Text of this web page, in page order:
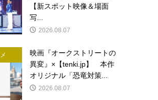
【新スポット映像＆場面
写...
2026.08.07
映画『オークストリートの
異変』×【tenki.jp】 本作
オリジナル「恐竜対策...
2026.08.07